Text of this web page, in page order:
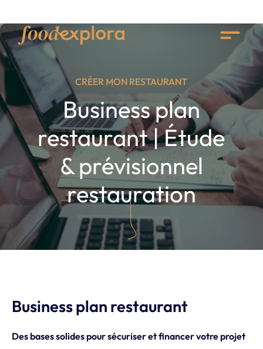
CRÉER MON RESTAURANT
Business plan
restaurant | Étude
& prévisionnel
restauration
Business plan restaurant
Des bases solides pour sécuriser et financer votre projet